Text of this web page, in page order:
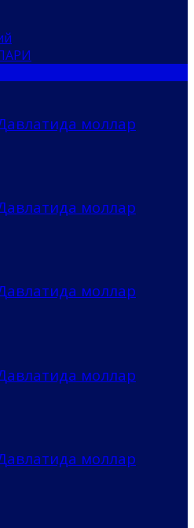
моллар
моллар
моллар
моллар
моллар